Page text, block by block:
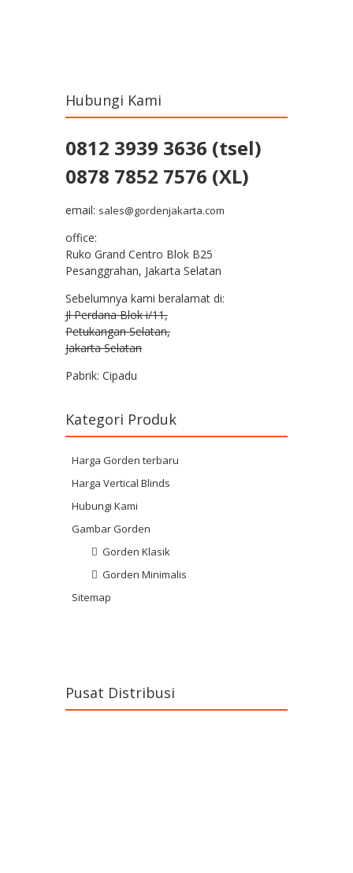
Hubungi Kami
0812 3939 3636 (tsel)
0878 7852 7576 (XL)
email: sales@gordenjakarta.com
office:
Ruko Grand Centro Blok B25
Pesanggrahan, Jakarta Selatan
Sebelumnya kami beralamat di:
Jl Perdana Blok i/11,
Petukangan Selatan,
Jakarta Selatan
Pabrik: Cipadu
Kategori Produk
Harga Gorden terbaru
Harga Vertical Blinds
Hubungi Kami
Gambar Gorden
Gorden Klasik
Gorden Minimalis
Sitemap
Pusat Distribusi